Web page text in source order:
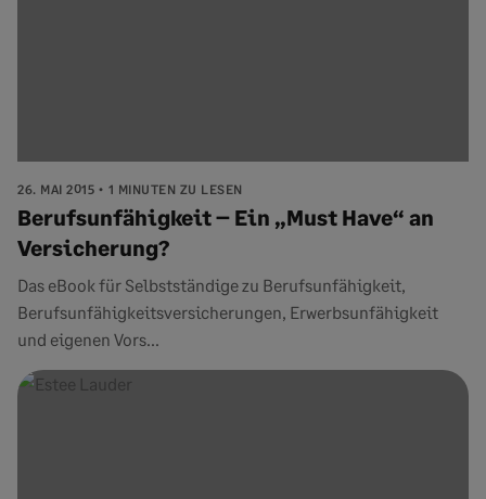
26. MAI 2015 1 MINUTEN ZU LESEN
Berufsunfähigkeit – Ein „Must Have“ an
Versicherung?
Das eBook für Selbstständige zu Berufsunfähigkeit,
Berufsunfähigkeitsversicherungen, Erwerbsunfähigkeit
und eigenen Vors...